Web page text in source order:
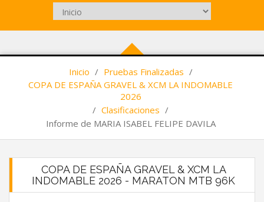
Inicio / Pruebas Finalizadas /
COPA DE ESPAÑA GRAVEL & XCM LA INDOMABLE
2026
/ Clasificaciones /
Informe de MARIA ISABEL FELIPE DAVILA
COPA DE ESPAÑA GRAVEL & XCM LA
INDOMABLE 2026 - MARATON MTB 96K